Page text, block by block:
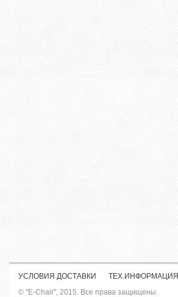
УСЛОВИЯ ДОСТАВКИ ТЕХ.ИНФОРМАЦИЯ
© "E-Chair", 2015. Все права защищены.